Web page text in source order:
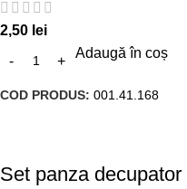
2,50 lei
Adaugă în coș
COD PRODUS: 001.41.168
Set panza decupator